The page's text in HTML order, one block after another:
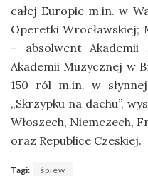
całej Europie m.in. w
Operetki Wrocławskiej;
– absolwent Akademii
Akademii Muzycznej w
150 ról m.in. w
„Skrzypku na dachu”,
Włoszech, Niemczech,
oraz Republice Czeskiej.
Tagi: śpiew